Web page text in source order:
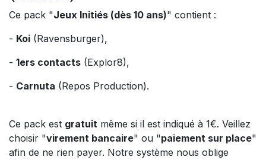
Ce pack "Jeux Initiés (dès 10 ans)" contient :
- Koi (Ravensburger),
- 1ers contacts (Explor8),
- Carnuta (Repos Production).
Ce pack est gratuit même si il est indiqué à 1€. Veillez
choisir "virement bancaire" ou "paiement sur place"
afin de ne rien payer. Notre système nous oblige